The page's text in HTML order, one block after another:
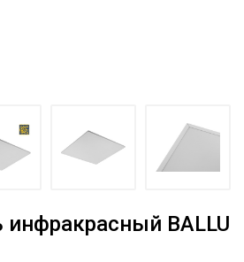
инфракрасный BALLU